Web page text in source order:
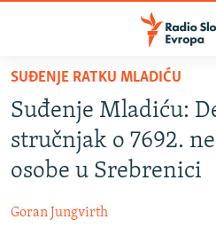
Pređite
glavni
sadržaj
Pređite
na
glavnu
navigaciju
VIJESTI
BOSNA I HERCEGOVINA
SRBIJA
CRNA GORA
SUĐENJE RATKU MLADIĆU
Suđenje Mladiću:
stručnjak o 7692.
osobe u Srebrenici
Goran Jungvirth